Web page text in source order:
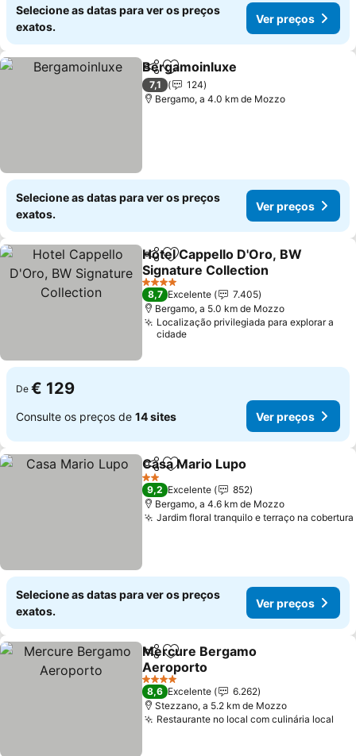
Selecione as datas para ver os preços
exatos.
Ver preços
PartilharAdicionar aos favoritos
Bergamoinluxe
7,1
124
Bergamo, a 4.0 km de Mozzo
Selecione as datas para ver os preços
exatos.
Ver preços
PartilharAdicionar aos favoritos
Hotel Cappello D'Oro, BW
Signature Collection
4 Estrelas
8,7 Excelente
7.405
Bergamo, a 5.0 km de Mozzo
Localização privilegiada para explorar a
cidade
De € 129
Consulte os preços de 14 sites Ver preços
PartilharAdicionar aos favoritos
Casa Mario Lupo
2 Estrelas
9,2 Excelente
852
Bergamo, a 4.6 km de Mozzo
Jardim floral tranquilo e terraço na cobertura
Selecione as datas para ver os preços
exatos.
Ver preços
PartilharAdicionar aos favoritos
Mercure Bergamo
Aeroporto
4 Estrelas
8,6 Excelente
6.262
Stezzano, a 5.2 km de Mozzo
Restaurante no local com culinária local